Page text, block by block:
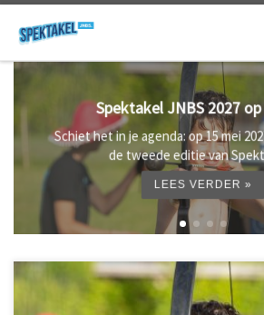
Ga naar inhoud
Foto's
Klimmen, rollen, springen,
dat alles onder
LEES